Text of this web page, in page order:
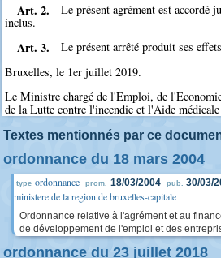
Art. 2.
Le présent agrément est accordé
inclus.
Art. 3.
Le présent arrêté produit ses
Bruxelles, le 1er juillet 2019.
Le Ministre chargé de l'Emploi, de
de la Lutte contre l'incendie et l'Aide
Textes mentionnés par ce
ordonnance du 18 mars 2004
type ordonnance prom. 18/03/2004 pub. 30/03/
ministere de la region de bruxelles-capitale
Ordonnance relative à l'agrément et au
de développement de l'emploi et des
ordonnance du 23 juillet 2018